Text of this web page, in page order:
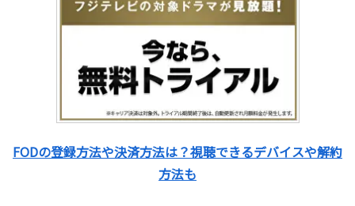
FODの登録方法や決済方法は？視聴できるデバイスや解約
方法も